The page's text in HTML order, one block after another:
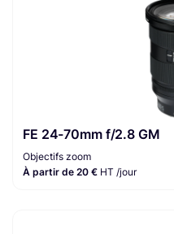
FE 24-70mm f/2.8 GM
Objectifs zoom
À partir de 20 € HT /jour